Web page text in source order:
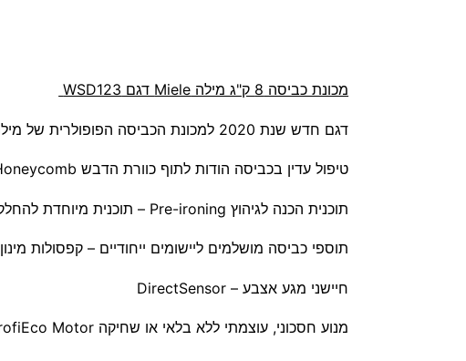
מכונת כביסה 8 ק"ג מילה Miele דגם WSD123
דגם חדש שנת 2020 למכונת הכביסה הפופולרית של מילה!
טיפול עדין בכביסה הודות לתוף כוורת הדבש Miele Honeycomb
תוכנית הכנה לגיהוץ Pre-ironing – תוכנית מיוחדת להחלקה לגיהוץ קל
תוספי כביסה מושלמים ליישומים ייחודיים – קפסולות מינון CapDosing
חיישני מגע אצבע – DirectSensor
מנוע חסכוני, עוצמתי ללא בלאי או שחיקה ProfiEco Motor